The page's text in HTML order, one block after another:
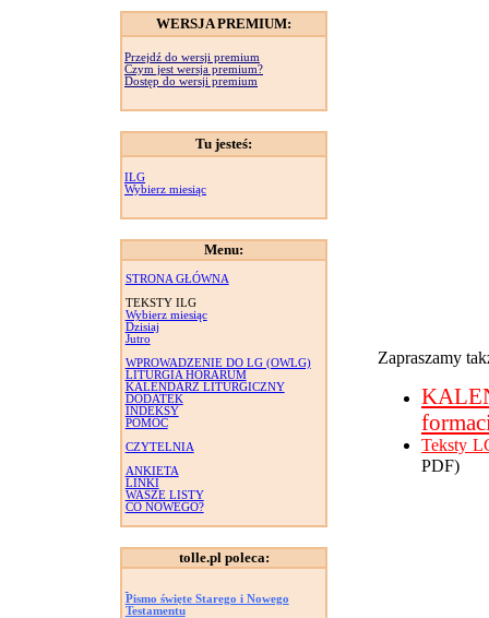
WERSJA PREMIUM:
Przejdź do wersji premium
Czym jest wersja premium?
Dostęp do wersji premium
Tu jesteś:
ILG
Wybierz miesiąc
Menu:
STRONA GŁÓWNA
TEKSTY ILG
Wybierz miesiąc
Dzisiaj
Jutro
WPROWADZENIE DO LG (OWLG)
LITURGIA HORARUM
KALENDARZ LITURGICZNY
DODATEK
INDEKSY
POMOC
CZYTELNIA
ANKIETA
LINKI
WASZE LISTY
CO NOWEGO?
tolle.pl poleca:
Pismo święte Starego i Nowego
Testamentu
Zapraszamy
Teksty
PDF)